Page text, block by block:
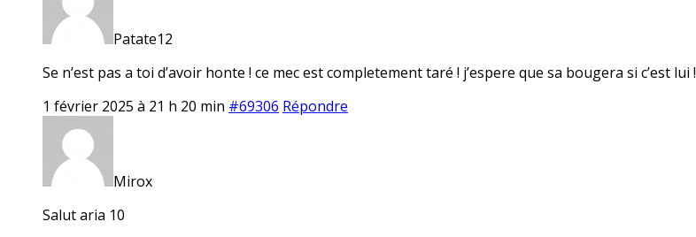
Patate12
Se n’est pas a toi d’avoir honte ! ce mec est completement taré ! j’espere que sa bougera si c’est lui !
1 février 2025 à 21 h 20 min #69306 Répondre
Mirox
Salut aria 10